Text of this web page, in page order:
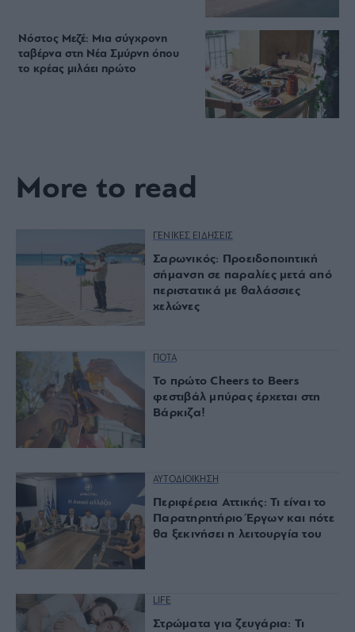
Νόστος Μεζέ: Μια σύγχρονη
ταβέρνα στη Νέα Σμύρνη όπου
το κρέας μιλάει πρώτο
More to read
ΓΕΝΙΚΕΣ ΕΙΔΗΣΕΙΣ
Σαρωνικός: Προειδοποιητική
σήμανση σε παραλίες μετά από
περιστατικά με θαλάσσιες
χελώνες
ΠΟΤΑ
Το πρώτο Cheers to Beers
φεστιβάλ μπύρας έρχεται στη
Βάρκιζα!
ΑΥΤΟΔΙΟΙΚΗΣΗ
Περιφέρεια Αττικής: Τι είναι το
Παρατηρητήριο Έργων και πότε
θα ξεκινήσει η λειτουργία του
LIFE
Στρώματα για ζευγάρια: Τι